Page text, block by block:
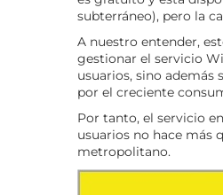
subterráneo), pero la
A nuestro entender,
gestionar el servicio
usuarios, sino además
por el creciente
Por tanto, el servicio
usuarios no hace más
metropolitano.